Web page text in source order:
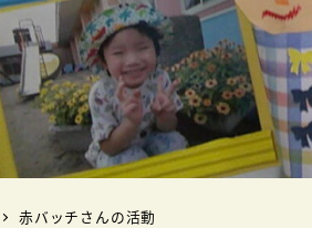
赤バッチさんの活動